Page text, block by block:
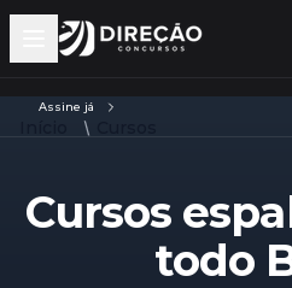
Open main menu
Assine já
Cursos
todo